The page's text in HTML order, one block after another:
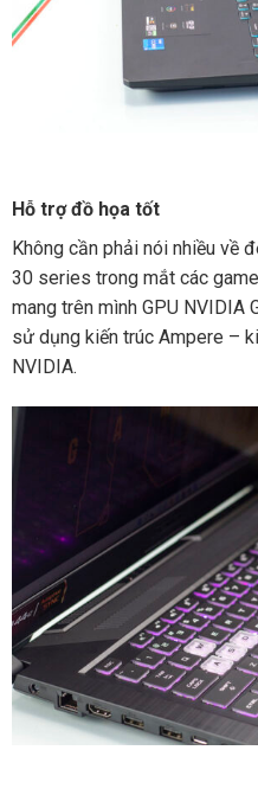
Hỗ trợ đồ họa tốt
Không cần phải nói nhiều về
30 series trong mắt các
mang trên mình GPU NVIDIA
sử dụng kiến trúc Ampere –
NVIDIA.